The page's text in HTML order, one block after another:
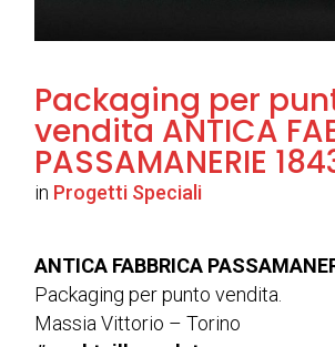
Packaging per
vendita ANTICA
PASSAMANERIE
in Progetti Speciali
ANTICA FABBRICA
Packaging per punto vendita.
Massia Vittorio – Torino